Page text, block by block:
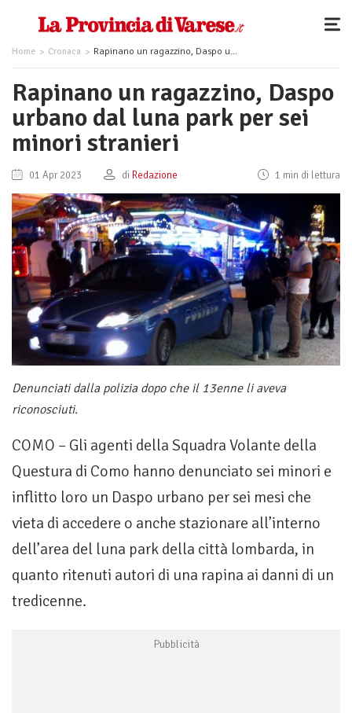
Home Cronaca Rapinano un ragazzino, Daspo urbano dal luna park per sei minori stranieri
Rapinano un ragazzino, Daspo
urbano dal luna park per sei
minori stranieri
01 Apr 2023 di Redazione 1 min di lettura
Denunciati dalla polizia dopo che il 13enne li aveva
riconosciuti.
COMO – Gli agenti della Squadra Volante della
Questura di Como hanno denunciato sei minori e
inflitto loro un Daspo urbano per sei mesi che
vieta di accedere o anche stazionare all’interno
dell’area del luna park della città lombarda, in
quanto ritenuti autori di una rapina ai danni di un
tredicenne.